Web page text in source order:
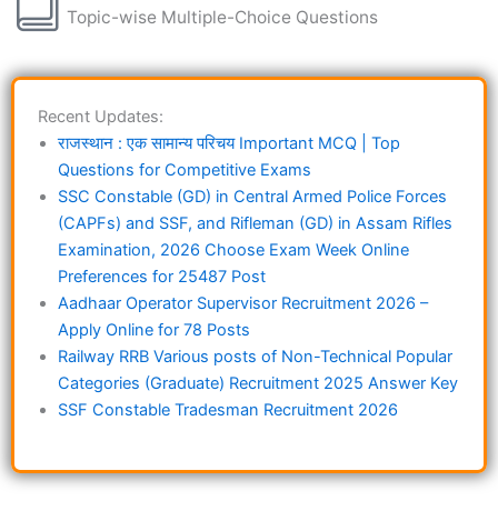
Topic-wise Multiple-Choice Questions
Recent Updates:
राजस्थान : एक सामान्य परिचय Important MCQ | Top
Questions for Competitive Exams
SSC Constable (GD) in Central Armed Police Forces
(CAPFs) and SSF, and Rifleman (GD) in Assam Rifles
Examination, 2026 Choose Exam Week Online
Preferences for 25487 Post
Aadhaar Operator Supervisor Recruitment 2026 –
Apply Online for 78 Posts
Railway RRB Various posts of Non-Technical Popular
Categories (Graduate) Recruitment 2025 Answer Key
SSF Constable Tradesman Recruitment 2026